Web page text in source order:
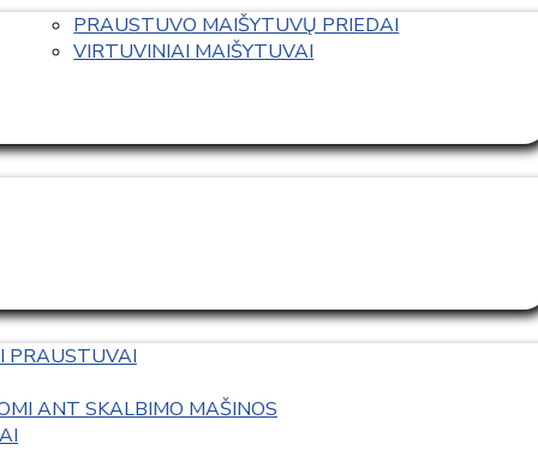
PRAUSTUVO MAIŠYTUVŲ PRIEDAI
VIRTUVINIAI MAIŠYTUVAI
PRAUSTUVAI
ANT SKALBIMO MAŠINOS